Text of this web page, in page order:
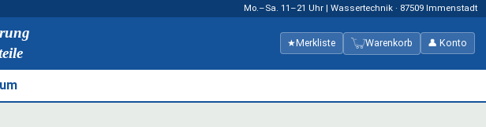
Mo.–Sa. 11–21 Uhr | Wassertechnik · 87509 Immenstadt
★ Merkliste Warenkorb 👤 Konto